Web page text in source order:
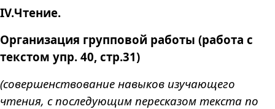
IV.Чтение.
Организация групповой работы (работа с
текстом упр. 40, стр.31)
(совершенствование навыков изучающего
чтения, с последующим пересказом текста по